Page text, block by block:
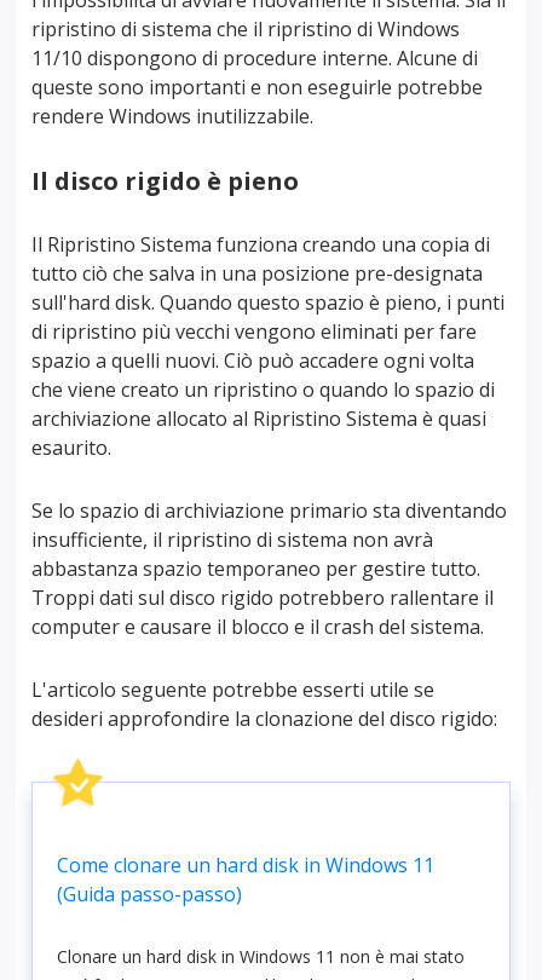
ripristino di sistema che il ripristino di Windows
11/10 dispongono di procedure interne. Alcune di
queste sono importanti e non eseguirle potrebbe
rendere Windows inutilizzabile.
Il disco rigido è pieno
Il Ripristino Sistema funziona creando una copia di
tutto ciò che salva in una posizione pre-designata
sull'hard disk. Quando questo spazio è pieno, i punti
di ripristino più vecchi vengono eliminati per fare
spazio a quelli nuovi. Ciò può accadere ogni volta
che viene creato un ripristino o quando lo spazio di
archiviazione allocato al Ripristino Sistema è quasi
esaurito.
Se lo spazio di archiviazione primario sta diventando
insufficiente, il ripristino di sistema non avrà
abbastanza spazio temporaneo per gestire tutto.
Troppi dati sul disco rigido potrebbero rallentare il
computer e causare il blocco e il crash del sistema.
L'articolo seguente potrebbe esserti utile se
desideri approfondire la clonazione del disco rigido:
Come clonare un hard disk in Windows 11
(Guida passo-passo)
Clonare un hard disk in Windows 11 non è mai stato